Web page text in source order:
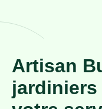
Artisan
jardiniers